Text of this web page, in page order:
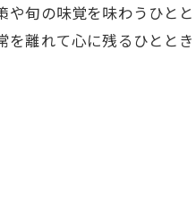
旬の味覚を味わうひ
離れて心に残るひとと